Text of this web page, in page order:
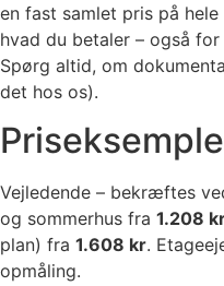
en fast samlet pris på
hvad du betaler – også
Spørg altid, om
det hos os).
Vejledende – bekræftes
og sommerhus fra 1.208
plan) fra 1.608 kr.
opmåling.